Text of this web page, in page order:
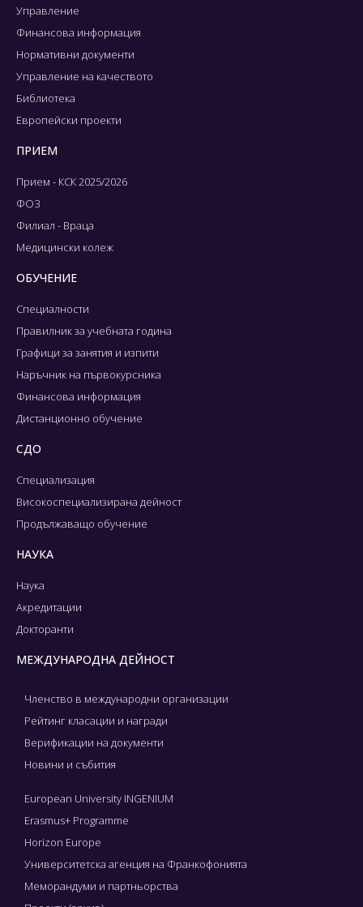
Управление
Финансова информация
Нормативни документи
Управление на качеството
Библиотека
Европейски проекти
ПРИЕМ
Прием - КСК 2025/2026
ФОЗ
Филиал - Враца
Медицински колеж
ОБУЧЕНИЕ
Специалности
Правилник за учебната година
Графици за занятия и изпити
Наръчник на първокурсника
Финансова информация
Дистанционно обучение
СДО
Специализация
Високоспециализирана дейност
Продължаващо обучение
НАУКА
Наука
Акредитации
Докторанти
МЕЖДУНАРОДНА ДЕЙНОСТ
Членство в международни организации
Рейтинг класации и награди
Верификации на документи
Новини и събития
European University INGENIUM
Erasmus+ Programme
Horizon Europe
Университетска агенция на Франкофонията
Меморандуми и партньорства